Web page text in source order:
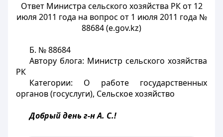
Ответ Министра сельского хозяйства РК от 12
июля 2011 года на вопрос от 1 июля 2011 года №
88684 (e.gov.kz)
Б. № 88684
Автору блога: Министр сельского хозяйства
РК
Категории: О работе государственных
органов (госуслуги), Сельское хозяйство
Добрый день г-н А. С.!